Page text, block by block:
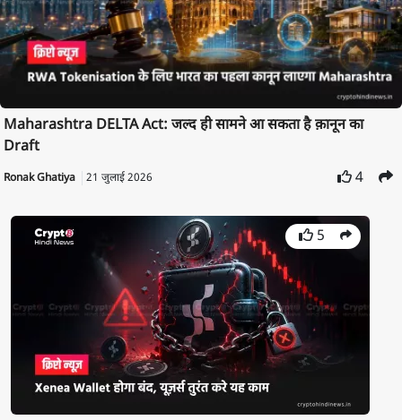
Maharashtra DELTA Act: जल्द ही सामने आ सकता है क़ानून का
Draft
Ronak Ghatiya 21 जुलाई 2026 4
5